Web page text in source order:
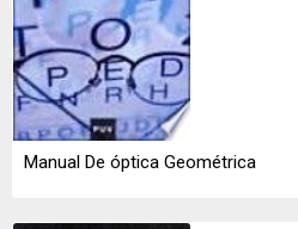
Manual De óptica Geométrica